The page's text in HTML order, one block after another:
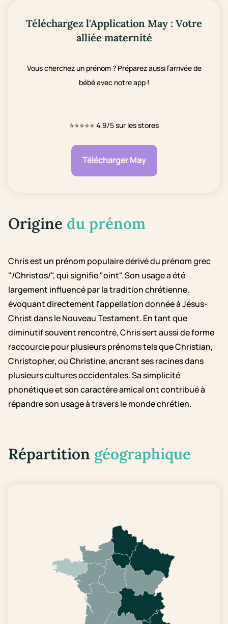
Téléchargez l'Application May : Votre
alliée maternité
Vous cherchez un prénom ? Préparez aussi l’arrivée de
bébé avec notre app !
⭐⭐⭐⭐⭐ 4,9/5 sur les stores
Télécharger May
Origine du prénom
Chris est un prénom populaire dérivé du prénom grec
"/Christos/", qui signifie "oint". Son usage a été
largement influencé par la tradition chrétienne,
évoquant directement l'appellation donnée à Jésus-
Christ dans le Nouveau Testament. En tant que
diminutif souvent rencontré, Chris sert aussi de forme
raccourcie pour plusieurs prénoms tels que Christian,
Christopher, ou Christine, ancrant ses racines dans
plusieurs cultures occidentales. Sa simplicité
phonétique et son caractère amical ont contribué à
répandre son usage à travers le monde chrétien.
Répartition géographique